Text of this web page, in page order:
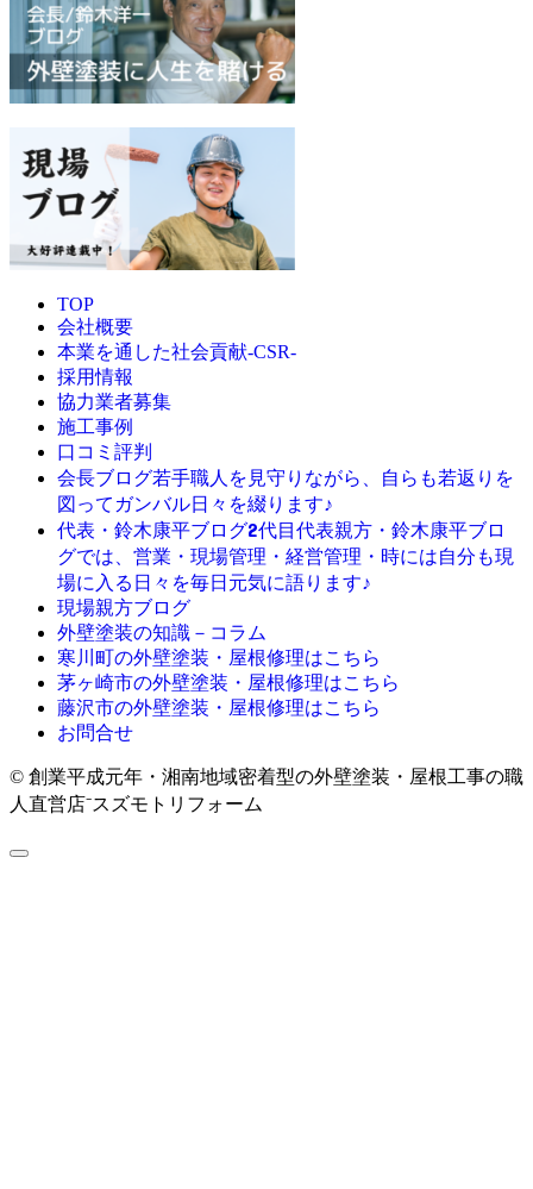
TOP
会社概要
本業を通した社会貢献-CSR-
採用情報
協力業者募集
施工事例
口コミ評判
会長ブログ若手職人を見守りながら、自らも若返りを
図ってガンバル日々を綴ります♪
代表・鈴木康平ブログ2代目代表親方・鈴木康平ブロ
グでは、営業・現場管理・経営管理・時には自分も現
場に入る日々を毎日元気に語ります♪
現場親方ブログ
外壁塗装の知識－コラム
寒川町の外壁塗装・屋根修理はこちら
茅ヶ崎市の外壁塗装・屋根修理はこちら
藤沢市の外壁塗装・屋根修理はこちら
お問合せ
© 創業平成元年・湘南地域密着型の外壁塗装・屋根工事の職
人直営店⁻スズモトリフォーム